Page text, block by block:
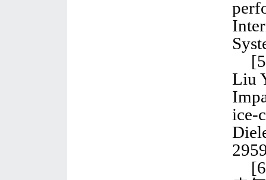
Liu
ice-